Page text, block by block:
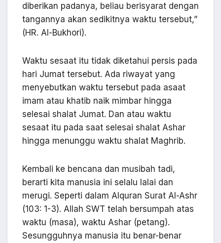
diberikan padanya, beliau berisyarat dengan
tangannya akan sedikitnya waktu tersebut,”
(HR. Al-Bukhori).
Waktu sesaat itu tidak diketahui persis pada
hari Jumat tersebut. Ada riwayat yang
menyebutkan waktu tersebut pada asaat
imam atau khatib naik mimbar hingga
selesai shalat Jumat. Dan atau waktu
sesaat itu pada saat selesai shalat Ashar
hingga menunggu waktu shalat Maghrib.
Kembali ke bencana dan musibah tadi,
berarti kita manusia ini selalu lalai dan
merugi. Seperti dalam Alquran Surat Al-Ashr
(103: 1-3). Allah SWT telah bersumpah atas
waktu (masa), waktu Ashar (petang).
Sesungguhnya manusia itu benar-benar